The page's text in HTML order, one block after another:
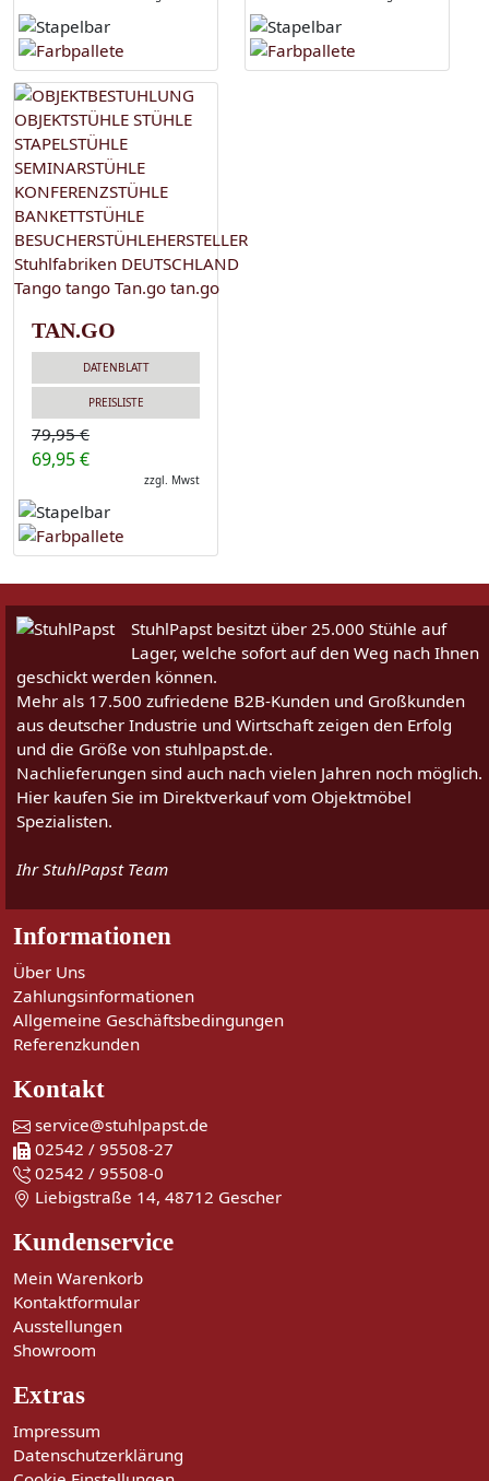
TAN.GO
DATENBLATT
PREISLISTE
79,95 €
69,95 €
zzgl. Mwst
StuhlPapst besitzt über 25.000 Stühle auf
Lager, welche sofort auf den Weg nach Ihnen
geschickt werden können.
Mehr als 17.500 zufriedene B2B-Kunden und Großkunden
aus deutscher Industrie und Wirtschaft zeigen den Erfolg
und die Größe von stuhlpapst.de.
Nachlieferungen sind auch nach vielen Jahren noch möglich.
Hier kaufen Sie im Direktverkauf vom Objektmöbel
Spezialisten.
Ihr StuhlPapst Team
Informationen
Über Uns
Zahlungsinformationen
Allgemeine Geschäftsbedingungen
Referenzkunden
Kontakt
service@stuhlpapst.de
02542 / 95508-27
02542 / 95508-0
Liebigstraße 14, 48712 Gescher
Kundenservice
Mein Warenkorb
Kontaktformular
Ausstellungen
Showroom
Extras
Impressum
Datenschutzerklärung